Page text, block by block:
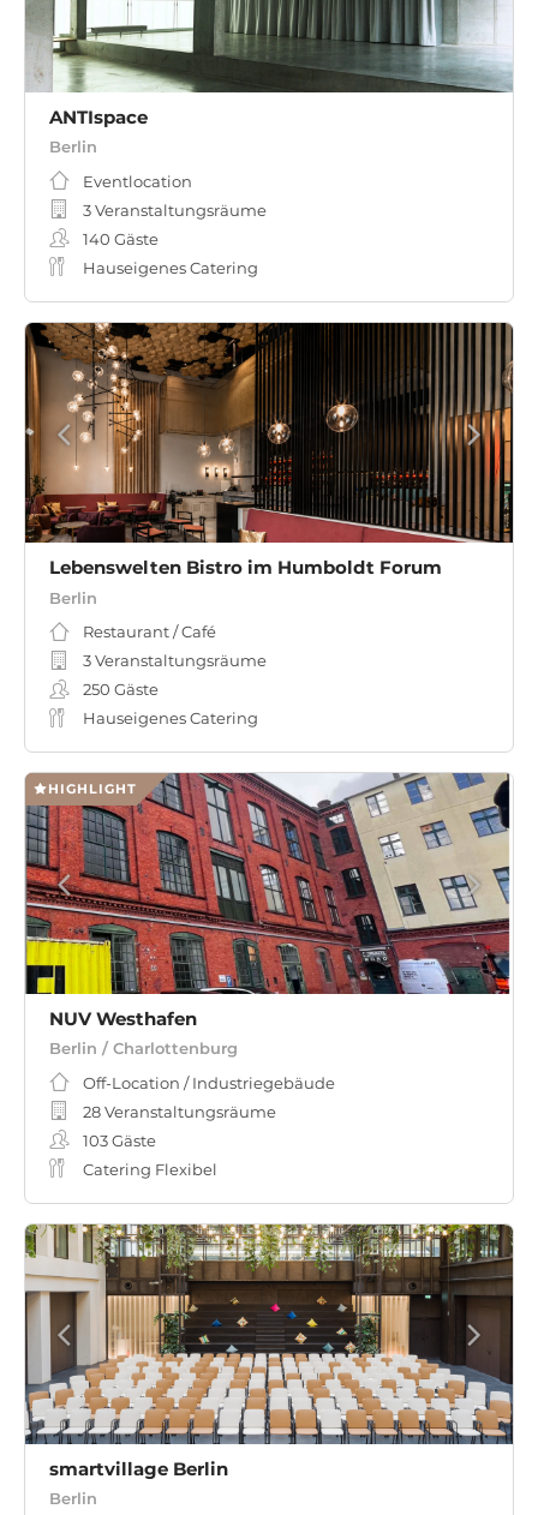
ANTIspace
Berlin
Eventlocation
3 Veranstaltungsräume
140 Gäste
Hauseigenes Catering
Lebenswelten Bistro im Humboldt Forum
Berlin
Restaurant / Café
3 Veranstaltungsräume
250 Gäste
Hauseigenes Catering
HIGHLIGHT
NUV Westhafen
Berlin / Charlottenburg
Off-Location / Industriegebäude
28 Veranstaltungsräume
103Gäste
Catering Flexibel
smartvillage Berlin
Berlin